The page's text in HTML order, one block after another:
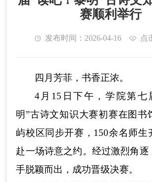
赛顺利举行
发布时间：2026-04-16 点
四月芳菲，书香正浓。
4月15日下午，学院第七
明”古诗文知识大赛初赛在图书
屿校区同步开赛，150余名师生
赴一场诗意之约。经过激烈角逐
手脱颖而出，成功晋级决赛。